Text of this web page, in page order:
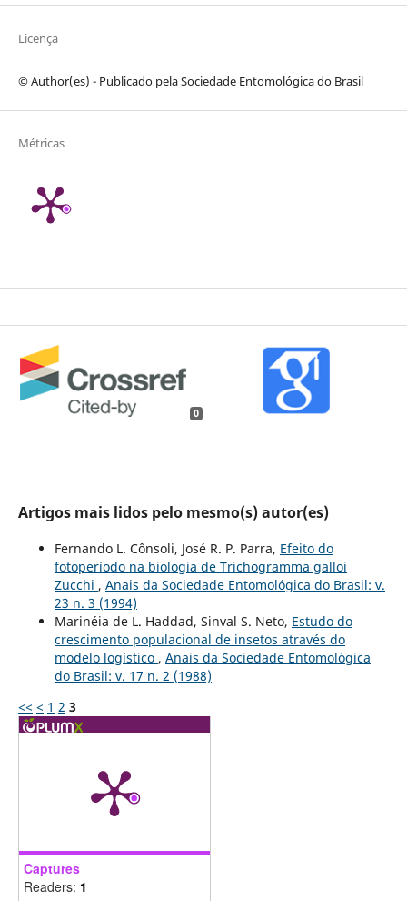
Licença
© Author(es) - Publicado pela Sociedade Entomológica do Brasil
Métricas
0
Artigos mais lidos pelo mesmo(s) autor(es)
Fernando L. Cônsoli, José R. P. Parra, Efeito do
fotoperíodo na biologia de Trichogramma galloi
Zucchi , Anais da Sociedade Entomológica do Brasil: v.
23 n. 3 (1994)
Marinéia de L. Haddad, Sinval S. Neto, Estudo do
crescimento populacional de insetos através do
modelo logístico , Anais da Sociedade Entomológica
do Brasil: v. 17 n. 2 (1988)
<< < 1 2 3
Captures
Readers: 1